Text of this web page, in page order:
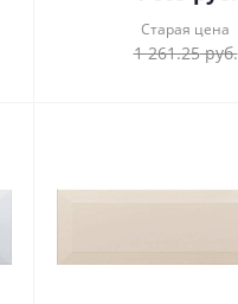
Старая цена
1 261.25руб.